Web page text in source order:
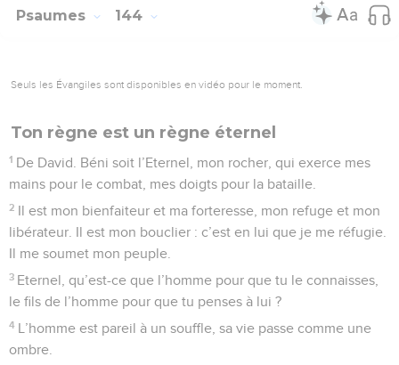
Psaumes 144
Seuls les Évangiles sont disponibles en vidéo pour le moment.
Ton règne est un règne éternel
1 De David. Béni soit l’Eternel, mon rocher, qui exerce mes
mains pour le combat, mes doigts pour la bataille.
2 Il est mon bienfaiteur et ma forteresse, mon refuge et mon
libérateur. Il est mon bouclier : c’est en lui que je me réfugie.
Il me soumet mon peuple.
3 Eternel, qu’est-ce que l’homme pour que tu le connaisses,
le fils de l’homme pour que tu penses à lui ?
4 L’homme est pareil à un souffle, sa vie passe comme une
ombre.